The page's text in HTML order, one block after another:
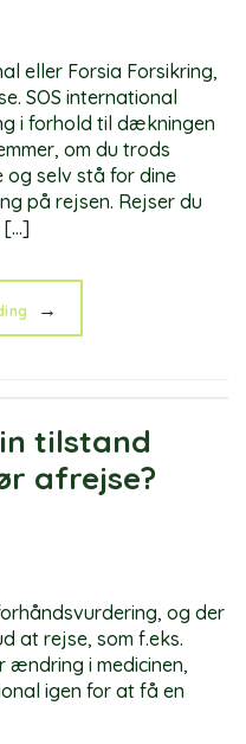
eller Forsia Forsikring,
SOS international
i forhold til dækningen
om du trods
selv stå for dine
på rejsen. Rejser du
[…]
→
tilstand
afrejse?
og der
at rejse, som f.eks.
i medicinen,
igen for at få en